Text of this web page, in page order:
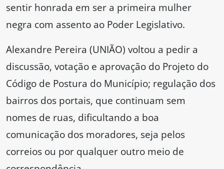
sentir honrada em ser a primeira mulher
negra com assento ao Poder Legislativo.
Alexandre Pereira (UNIÃO) voltou a pedir a
discussão, votação e aprovação do Projeto do
Código de Postura do Município; regulação dos
bairros dos portais, que continuam sem
nomes de ruas, dificultando a boa
comunicação dos moradores, seja pelos
correios ou por qualquer outro meio de